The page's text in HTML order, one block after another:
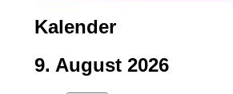
Kalender
9. August 2026